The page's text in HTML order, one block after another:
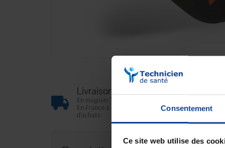
Consentement
Ce site web utilise des
Livraison gratuite
En magasin Technicien de santé
En France à domicile à partir de 99€
d'achats